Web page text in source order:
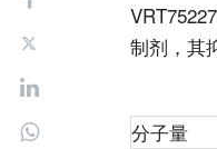
制剂，其
分子量